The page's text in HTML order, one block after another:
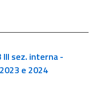
III sez. interna -
e 2024